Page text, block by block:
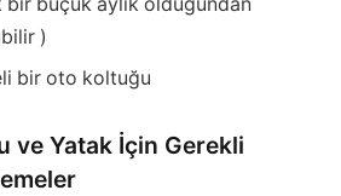
)
bir oto koltuğu
ve Yatak İçin Gerekli